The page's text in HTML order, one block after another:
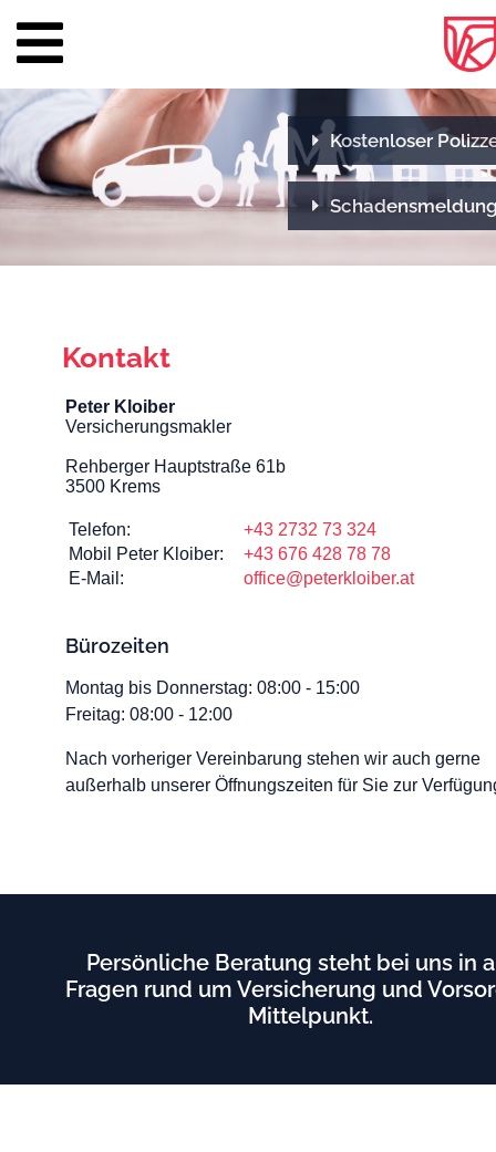
Über
uns
Team
Privat
Firma
Landwirtschaft
Luftfahrt
Downloads
Kontakt
Kostenloser
Schadensmeldung
Kostenloser
Kontakt
Peter Kloiber
Versicherungsmakler
Rehberger Hauptstraße 61b
3500 Krems
Telefon:
+43 2732 73 324
Mobil Peter Kloiber:
+43 676 428 78 78
E-Mail:
office@peterkloiber.at
Bürozeiten
Montag bis Donnerstag: 08:00 - 15:00
Freitag: 08:00 - 12:00
Nach vorheriger Vereinbarung stehen wir auch gerne
außerhalb unserer Öffnungszeiten für Sie zur
Persönliche Beratung steht bei uns in
Fragen rund um Versicherung und
Mittelpunkt.